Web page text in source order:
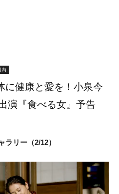
内
に健康と愛を！小泉今
演『食べる女』予告
ラリー（2/12）